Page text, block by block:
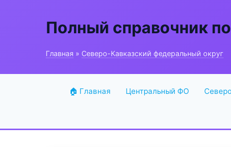
Полный справочник
Главная » Северо-Кавказский федеральный округ
🏠 Главная Центральный ФО